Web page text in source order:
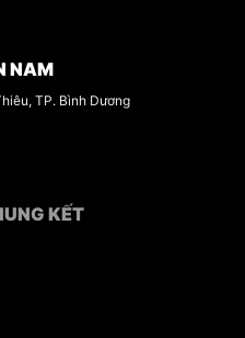
NAM
TP. Bình Dương
KẾT